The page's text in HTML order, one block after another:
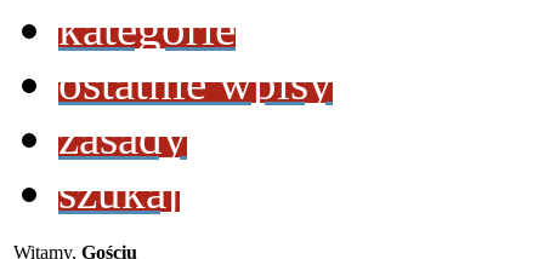
kategorie
ostatnie wpisy
zasady
szukaj
Witamy, Gościu